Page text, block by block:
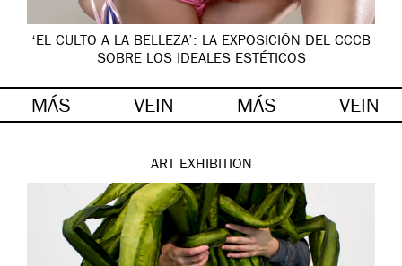
‘EL CULTO A LA BELLEZA’: LA EXPOSICIÓN DEL CCCB
SOBRE LOS IDEALES ESTÉTICOS
MÁS VEIN MÁS VEIN
ART EXHIBITION